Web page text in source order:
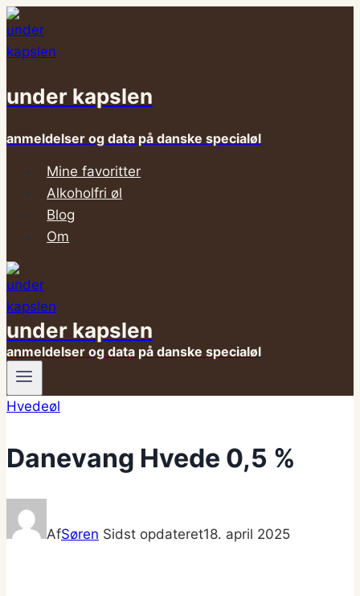
Fortsæt
til
indhold
under kapslen
anmeldelser og data på danske specialøl
Mine favoritter
Alkoholfri øl
Blog
Om
under kapslen
anmeldelser og data på danske specialøl
Hvedeøl
Danevang Hvede 0,5 %
AfSøren Sidst opdateret18. april 2025